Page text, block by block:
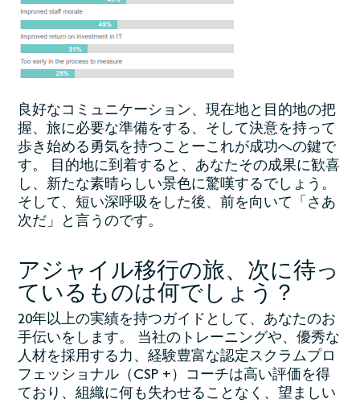
良好なコミュニケーション、現在地と目的地の把
握、旅に必要な準備をする、そして決意を持って
歩き始める勇気を持つことーこれが成功への鍵で
す。 目的地に到着すると、あなたその成果に歓喜
し、新たな素晴らしい景色に驚嘆するでしょう。
そして、短い深呼吸をした後、前を向いて「さあ
次だ」と言うのです。
アジャイル移行の旅、次に待っ
ているものは何でしょう？
20年以上の実績を持つガイドとして、あなたのお
手伝いをします。 当社のトレーニングや、優秀な
人材を採用する力、経験豊富な認定スクラムプロ
フェッショナル（CSP +）コーチは高い評価を得
ており、組織に何も失わせることなく、望ましい